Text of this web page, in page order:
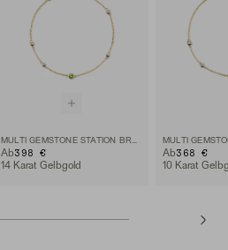
Ab 398 €
14 Karat Gelbgold
Ab 368 €
10 Karat